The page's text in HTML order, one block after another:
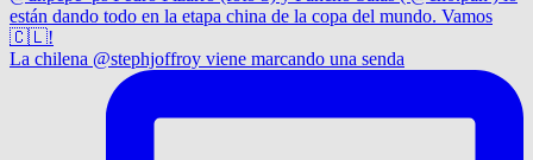
La chilena @stephjoffroy viene marcando una senda